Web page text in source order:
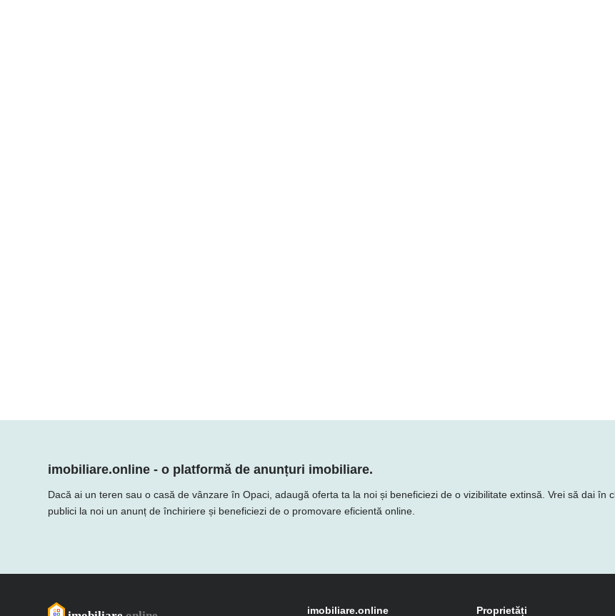
imobiliare.online - o platformă de anunțuri imobiliare.
Dacă ai un teren sau o casă de vânzare în Opaci, adaugă oferta ta la noi și beneficiezi de o vizibilitate extinsă. Vrei să dai
publici la noi un anunț de închiriere și beneficiezi de o promovare eficientă online.
imobiliare.online Proprietăți